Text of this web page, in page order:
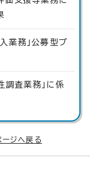
業務」公募型プ
調査業務」に係
ージへ戻る